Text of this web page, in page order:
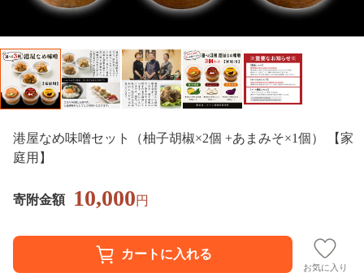
港屋なめ味噌セット（柚子胡椒×2個 +あまみそ×1個） 【家
庭用】
寄附金額 10,000円
お気に入り